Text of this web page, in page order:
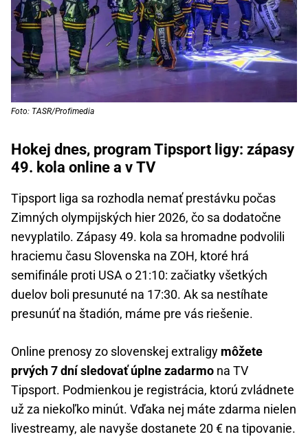
Foto: TASR/Profimedia
Hokej dnes, program Tipsport ligy: zápasy
49. kola online a v TV
Tipsport liga sa rozhodla nemať prestávku počas
Zimných olympijských hier 2026, čo sa dodatočne
nevyplatilo. Zápasy 49. kola sa hromadne podvolili
hraciemu času Slovenska na ZOH, ktoré hrá
semifinále proti USA o 21:10: začiatky všetkých
duelov boli presunuté na 17:30. Ak sa nestíhate
presunúť na štadión, máme pre vás riešenie.
Online prenosy zo slovenskej extraligy môžete
prvých 7 dní sledovať úplne zadarmo na TV
Tipsport. Podmienkou je registrácia, ktorú zvládnete
už za niekoľko minút. Vďaka nej máte zdarma nielen
livestreamy, ale navyše dostanete 20 € na tipovanie.